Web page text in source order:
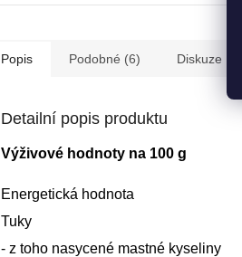
Popis Podobné (6) Diskuze
Detailní popis produktu
Výživové hodnoty na 100 g
Energetická hodnota
Tuky
- z toho nasycené mastné kyseliny